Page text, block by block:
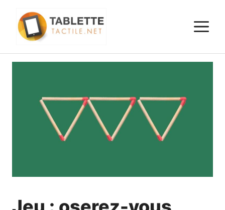
contenu